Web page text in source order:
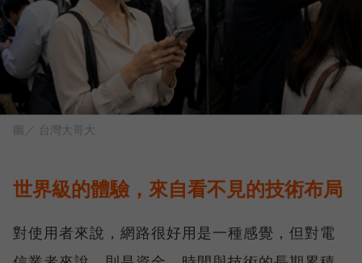
圖／ 台灣大哥大
世界級的體驗，來自看不見的技術布局
對使用者來說，網路很好用是一種感覺，但對電